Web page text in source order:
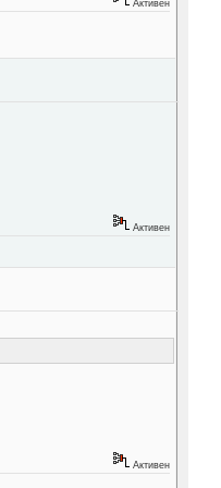
Активен
Активен
Активен